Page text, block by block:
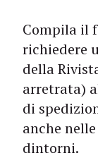
Compila il
richiedere
della
arretrata)
di
anche
dintorni.